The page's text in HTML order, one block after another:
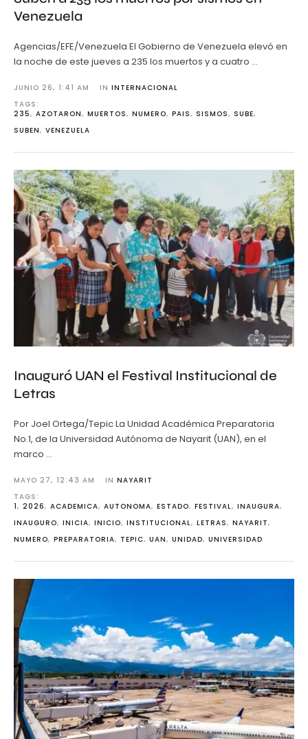
Venezuela
Agencias/EFE/Venezuela El Gobierno de Venezuela elevó en
la noche de este jueves a 235 los muertos y a cuatro …
JUNIO 26, 1:41 AM IN INTERNACIONAL
TAGS:
235, AZOTARON, MUERTOS, NUMERO, PAIS, SISMOS, SUBE,
SUBEN, VENEZUELA
Inauguró UAN el Festival Institucional de
Letras
Por Joel Ortega/Tepic La Unidad Académica Preparatoria
No.1, de la Universidad Autónoma de Nayarit (UAN), en el
marco …
MAYO 27, 12:43 AM IN NAYARIT
TAGS:
1, 2026, ACADEMICA, AUTONOMA, ESTADO, FESTIVAL, INAUGURA,
INAUGURO, INICIA, INICIO, INSTITUCIONAL, LETRAS, NAYARIT,
NUMERO, PREPARATORIA, TEPIC, UAN, UNIDAD, UNIVERSIDAD